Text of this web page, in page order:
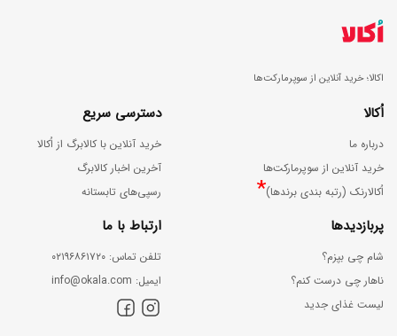
اکالا؛ خرید آنلاین از سوپرمارکت‌ها
اُکالا
درباره ما
خرید آنلاین از سوپرمارکت‌ها
اُکالارنک (رتبه بندی برندها)*
دسترسی سریع
خرید آنلاین با کالابرگ از اُکالا
آخرین اخبار کالابرگ
رسپی‌های تابستانه
پربازدیدها
شام چی بپزم؟
ناهار چی درست کنم؟
لیست غذای جدید
ارتباط با ما
ﺗﻠﻔﻦ ﺗﻤﺎس: ۰۲۱۹۶۸۶۱۷۲۰
اﯾﻤﯿﻞ: info@okala.com